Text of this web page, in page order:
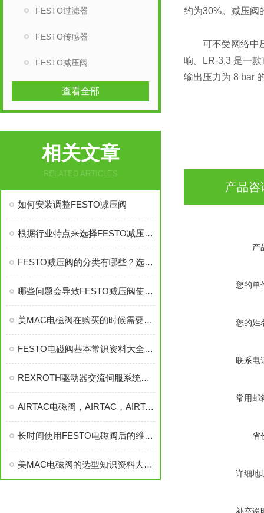
FESTO过滤器
FESTO传感器
FESTO减压阀
查看全部
相关文章
RELATED ARTICLES
如何安装调整FESTO减压阀
根据行业特点来选择FESTO减压阀，你了解了吗？
FESTO减压阀的分类有哪些？选用减压阀的要素？
哪些问题会导致FESTO减压阀使用过程中损坏
美MAC电磁阀在购买的时候需要注意的问题都有哪些
FESTO电磁阀基本常识资料大全有哪些
REXROTH驱动器交流伺服系统如何才能正常
AIRTAC电磁阀，AIRTAC，AIRTAC电磁阀，AIRTAC，AIRTAC电磁阀
长时间使用FESTO电磁阀后的维护不可忽视
美MAC电磁阀的选型知识资料大全分享
约为30%。减压阀
可不受网络中压
响。LR-3,3 是一
输出压力为 8 bar
产品咨
产
您的单
您的姓
联系电
常用邮
省
详细地